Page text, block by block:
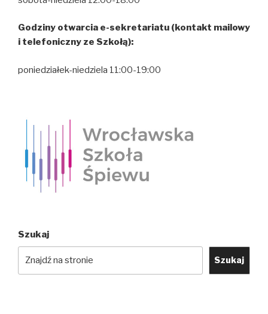
Godziny otwarcia e-sekretariatu (kontakt mailowy
i telefoniczny ze Szkołą):
poniedziałek-niedziela 11:00-19:00
Szukaj
Szukaj